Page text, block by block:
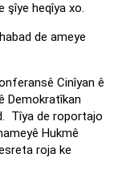
şîye heqîya xo.
de ameye
Cinîyan ê
Demokratîkan
Tîya de roportajo
Hukmê
roja ke